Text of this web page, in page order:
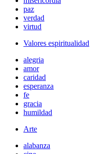
paz
verdad
virtud
Valores espiritualidad
alegria
amor
caridad
esperanza
fe
gracia
humildad
Arte
alabanza